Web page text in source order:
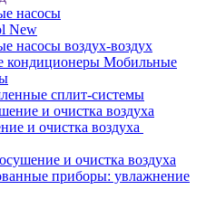
насосы
New
насосы воздух-воздух
Мобильные
сплит-системы
и очистка воздуха
и очистка воздуха